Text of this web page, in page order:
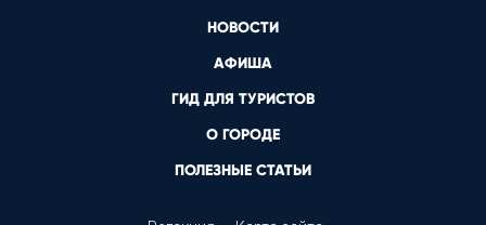
НОВОСТИ
АФИША
ГИД ДЛЯ ТУРИСТОВ
О ГОРОДЕ
ПОЛЕЗНЫЕ СТАТЬИ